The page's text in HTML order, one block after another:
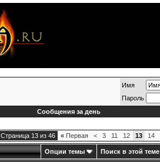
Имя
Пароль
Сообщения за день
Страница 13 из 46 « Первая < 3 11 12 13 14
Опции темы Поиск в этой теме